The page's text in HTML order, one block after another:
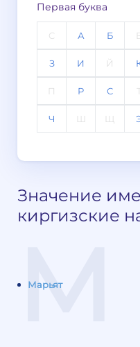
Первая буква
C А Б
З И Й
П Р С Т
Ч
Значение
киргизские
М
Марьят